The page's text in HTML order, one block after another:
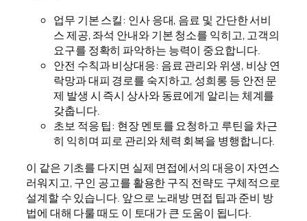
업무 기본 스킬: 인사 응대, 음료 및 간단한 서비
스 제공, 좌석 안내와 기본 청소를 익히고, 고객의
요구를 정확히 파악하는 능력이 중요합니다.
안전 수칙과 비상대응: 음료 관리와 위생, 비상 연
락망과 대피 경로를 숙지하고, 성희롱 등 안전 문
제 발생 시 즉시 상사와 동료에게 알리는 체계를
갖춥니다.
초보 적응 팁: 현장 멘토를 요청하고 루틴을 차근
히 익히며 피로 관리와 체력 회복을 병행합니다.
이 같은 기초를 다지면 실제 면접에서의 대응이 자연스
러워지고, 구인 공고를 활용한 구직 전략도 구체적으로
설계할 수 있습니다. 앞으로 노래방 면접 팁과 준비 방
법에 대해 다룰 때도 이 토대가 큰 도움이 됩니다.